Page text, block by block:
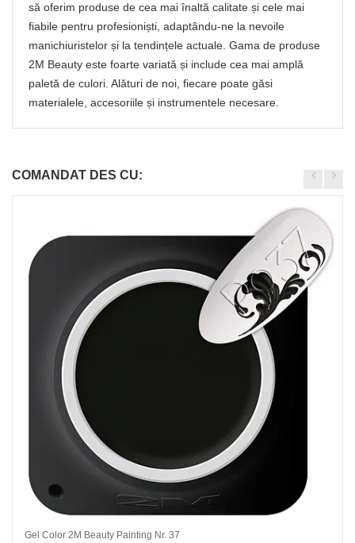
să oferim produse de cea mai înaltă calitate și cele mai
fiabile pentru profesioniști, adaptându-ne la nevoile
manichiuristelor și la tendințele actuale. Gama de produse
2M Beauty este foarte variată și include cea mai amplă
paletă de culori. Alături de noi, fiecare poate găsi
materialele, accesoriile și instrumentele necesare.
COMANDAT DES CU:
Gel Color 2M Beauty Painting Nr. 37